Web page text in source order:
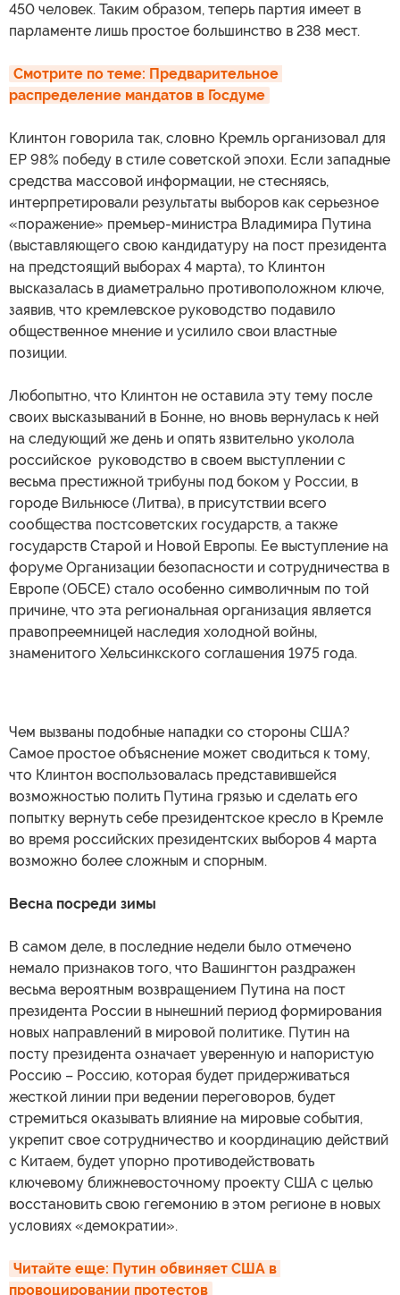
450 человек. Таким образом, теперь партия имеет в
парламенте лишь простое большинство в 238 мест.
Смотрите по теме: Предварительное
распределение мандатов в Госдуме
Клинтон говорила так, словно Кремль организовал для
ЕР 98% победу в стиле советской эпохи. Если западные
средства массовой информации, не стесняясь,
интерпретировали результаты выборов как серьезное
«поражение» премьер-министра Владимира Путина
(выставляющего свою кандидатуру на пост президента
на предстоящий выборах 4 марта), то Клинтон
высказалась в диаметрально противоположном ключе,
заявив, что кремлевское руководство подавило
общественное мнение и усилило свои властные
позиции.
Любопытно, что Клинтон не оставила эту тему после
своих высказываний в Бонне, но вновь вернулась к ней
на следующий же день и опять язвительно уколола
российское руководство в своем выступлении с
весьма престижной трибуны под боком у России, в
городе Вильнюсе (Литва), в присутствии всего
сообщества постсоветских государств, а также
государств Старой и Новой Европы. Ее выступление на
форуме Организации безопасности и сотрудничества в
Европе (ОБСЕ) стало особенно символичным по той
причине, что эта региональная организация является
правопреемницей наследия холодной войны,
знаменитого Хельсинкского соглашения 1975 года.
Чем вызваны подобные нападки со стороны США?
Самое простое объяснение может сводиться к тому,
что Клинтон воспользовалась представившейся
возможностью полить Путина грязью и сделать его
попытку вернуть себе президентское кресло в Кремле
во время российских президентских выборов 4 марта
возможно более сложным и спорным.
Весна посреди зимы
В самом деле, в последние недели было отмечено
немало признаков того, что Вашингтон раздражен
весьма вероятным возвращением Путина на пост
президента России в нынешний период формирования
новых направлений в мировой политике. Путин на
посту президента означает уверенную и напористую
Россию – Россию, которая будет придерживаться
жесткой линии при ведении переговоров, будет
стремиться оказывать влияние на мировые события,
укрепит свое сотрудничество и координацию действий
с Китаем, будет упорно противодействовать
ключевому ближневосточному проекту США с целью
восстановить свою гегемонию в этом регионе в новых
условиях «демократии».
Читайте еще: Путин обвиняет США в
провоцировании протестов